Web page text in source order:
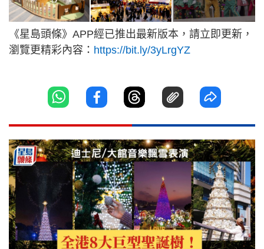
《星島頭條》APP經已推出最新版本，請立即更新，
瀏覽更精彩內容： https://bit.ly/3yLrgYZ